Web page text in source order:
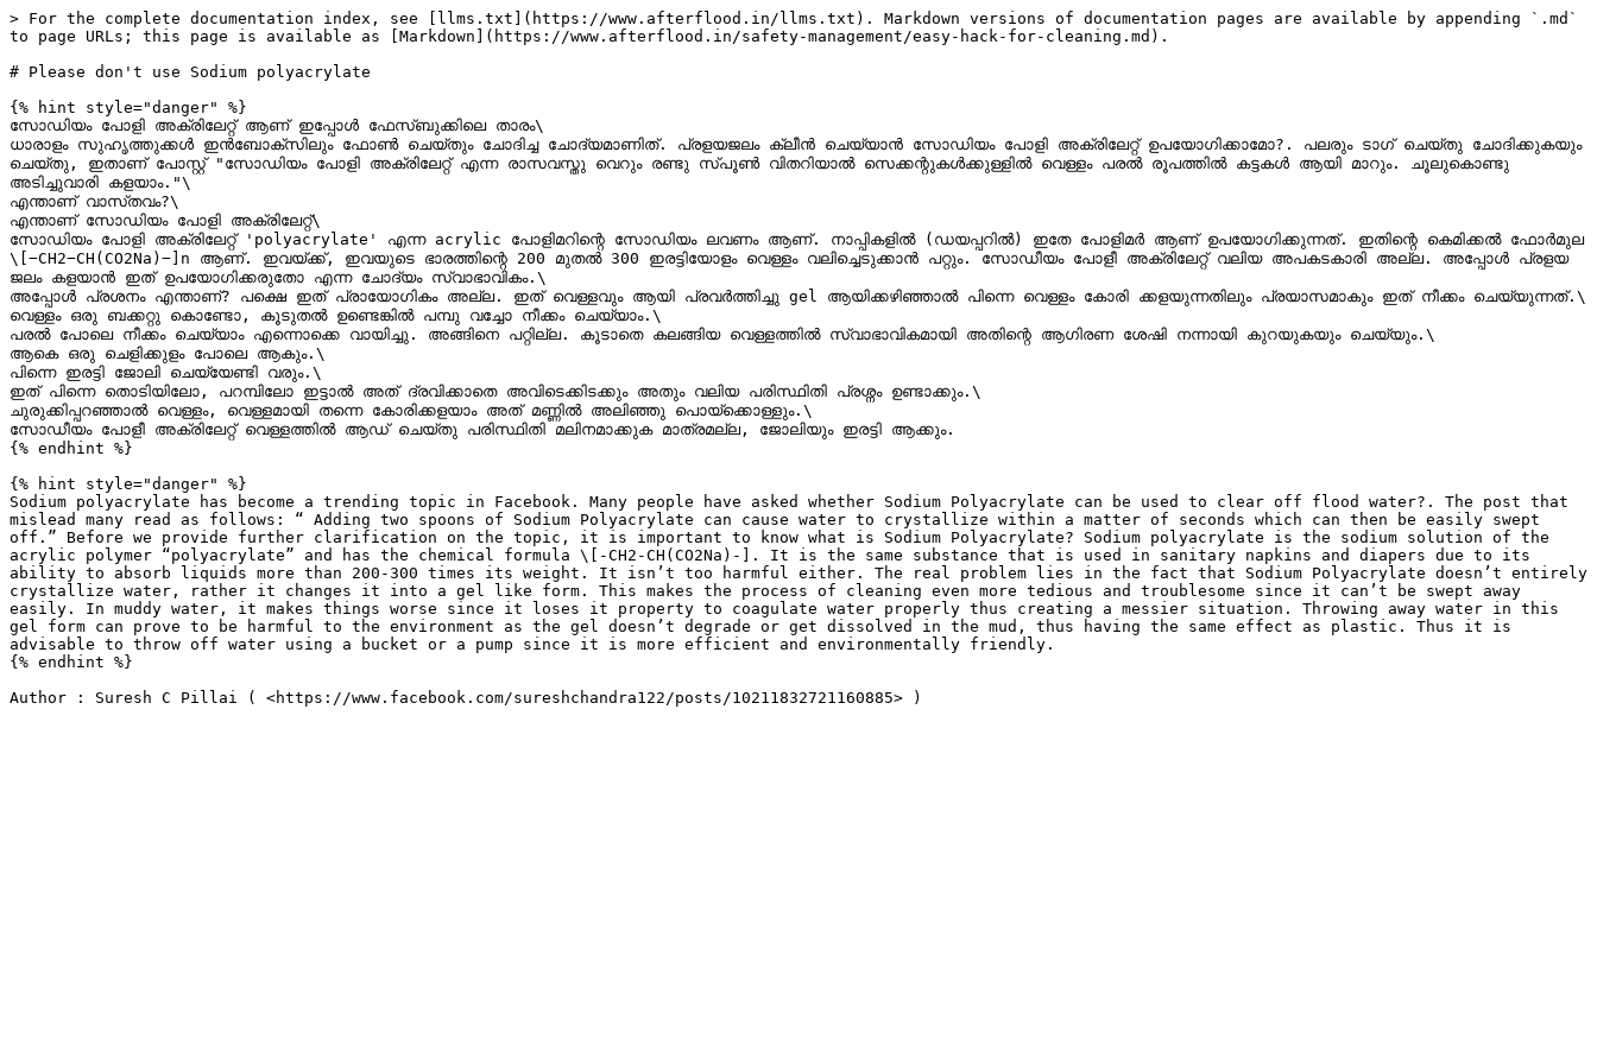
> For the complete documentation index, see [llms.txt](https://www.afterflood.in/llms.txt). Markdown versions of documentation pages are available by appending `.md`
to page URLs; this page is available as [Markdown](https://www.afterflood.in/safety-management/easy-hack-for-cleaning.md).
# Please don't use Sodium polyacrylate
{% hint style="danger" %}
സോഡിയം പോളി അക്രിലേറ്റ് ആണ് ഇപ്പോൾ ഫേസ്ബുക്കിലെ താരം\
ധാരാളം സുഹൃത്തുക്കൾ ഇൻബോക്സിലും ഫോൺ ചെയ്തും ചോദിച്ച ചോദ്യമാണിത്. പ്രളയജലം ക്ലീൻ ചെയ്യാൻ സോഡിയം പോളി അക്രിലേറ്റ് ഉപയോഗിക്കാമോ?. പലരും ടാഗ് ചെയ്‌തു ചോദിക്കുകയും
ചെയ്തു, ഇതാണ് പോസ്റ്റ് "സോഡിയം പോളി അക്രിലേറ്റ് എന്ന രാസവസ്തു വെറും രണ്ടു സ്പൂൺ വിതറിയാൽ സെക്കന്റുകൾക്കുള്ളിൽ വെള്ളം പരൽ രൂപത്തിൽ കട്ടകൾ ആയി മാറും. ചൂലുകൊണ്ടു
അടിച്ചുവാരി കളയാം."\
എന്താണ് വാസ്‌തവം?\
എന്താണ് സോഡിയം പോളി അക്രിലേറ്റ്\
സോഡിയം പോളി അക്രിലേറ്റ് 'polyacrylate' എന്ന acrylic പോളിമറിന്റെ സോഡിയം ലവണം ആണ്. നാപ്പികളിൽ (ഡയപ്പറിൽ) ഇതേ പോളിമർ ആണ് ഉപയോഗിക്കുന്നത്. ഇതിന്റെ കെമിക്കൽ ഫോർമുല
\[−CH2−CH(CO2Na)−]n ആണ്. ഇവയ്ക്ക്, ഇവയുടെ ഭാരത്തിന്റെ 200 മുതൽ 300 ഇരട്ടിയോളം വെള്ളം വലിച്ചെടുക്കാൻ പറ്റും. സോഡീയം പോളീ അക്രിലേറ്റ് വലിയ അപകടകാരി അല്ല. അപ്പോൾ പ്രളയ
ജലം കളയാൻ ഇത് ഉപയോഗിക്കരുതോ എന്ന ചോദ്യം സ്വാഭാവികം.\
അപ്പോൾ പ്രശനം എന്താണ്? പക്ഷെ ഇത് പ്രായോഗികം അല്ല. ഇത് വെള്ളവും ആയി പ്രവർത്തിച്ചു gel ആയിക്കഴിഞ്ഞാൽ പിന്നെ വെള്ളം കോരി ക്കളയുന്നതിലും പ്രയാസമാകും ഇത് നീക്കം ചെയ്യുന്നത്.\
വെള്ളം ഒരു ബക്കറ്റു കൊണ്ടോ, കൂടുതൽ ഉണ്ടെങ്കിൽ പമ്പു വച്ചോ നീക്കം ചെയ്യാം.\
പരൽ പോലെ നീക്കം ചെയ്യാം എന്നൊക്കെ വായിച്ചു. അങ്ങിനെ പറ്റില്ല. കൂടാതെ കലങ്ങിയ വെള്ളത്തിൽ സ്വാഭാവികമായി അതിന്റെ ആഗിരണ ശേഷി നന്നായി കുറയുകയും ചെയ്യും.\
ആകെ ഒരു ചെളിക്കുളം പോലെ ആകും.\
പിന്നെ ഇരട്ടി ജോലി ചെയ്യേണ്ടി വരും.\
ഇത് പിന്നെ തൊടിയിലോ, പറമ്പിലോ ഇട്ടാൽ അത് ദ്രവിക്കാതെ അവിടെക്കിടക്കും അതും വലിയ പരിസ്ഥിതി പ്രശ്നം ഉണ്ടാക്കും.\
ചുരുക്കിപ്പറഞ്ഞാൽ വെള്ളം, വെള്ളമായി തന്നെ കോരിക്കളയാം അത് മണ്ണിൽ അലിഞ്ഞു പൊയ്ക്കൊള്ളും.\
സോഡീയം പോളീ അക്രിലേറ്റ് വെള്ളത്തിൽ ആഡ് ചെയ്തു പരിസ്ഥിതി മലിനമാക്കുക മാത്രമല്ല, ജോലിയും ഇരട്ടി ആക്കും.
{% endhint %}
{% hint style="danger" %}
Sodium polyacrylate has become a trending topic in Facebook. Many people have asked whether Sodium Polyacrylate can be used to clear off flood water?. The post that
mislead many read as follows: “ Adding two spoons of Sodium Polyacrylate can cause water to crystallize within a matter of seconds which can then be easily swept
off.” Before we provide further clarification on the topic, it is important to know what is Sodium Polyacrylate? Sodium polyacrylate is the sodium solution of the
acrylic polymer “polyacrylate” and has the chemical formula \[-CH2-CH(CO2Na)-]. It is the same substance that is used in sanitary napkins and diapers due to its
ability to absorb liquids more than 200-300 times its weight. It isn’t too harmful either. The real problem lies in the fact that Sodium Polyacrylate doesn’t entirely
crystallize water, rather it changes it into a gel like form. This makes the process of cleaning even more tedious and troublesome since it can’t be swept away
easily. In muddy water, it makes things worse since it loses it property to coagulate water properly thus creating a messier situation. Throwing away water in this
gel form can prove to be harmful to the environment as the gel doesn’t degrade or get dissolved in the mud, thus having the same effect as plastic. Thus it is
advisable to throw off water using a bucket or a pump since it is more efficient and environmentally friendly.
{% endhint %}